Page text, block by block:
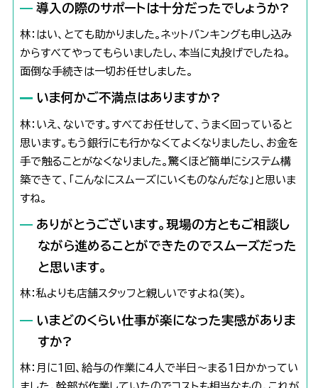
導入の際のサポートは十分だったでしょうか?
林：はい、とても助かりました。ネットバンキングも申し込み
からすべてやってもらいましたし、本当に丸投げでしたね。
面倒な手続きは一切お任せしました。
いま何かご不満点はありますか?
林：いえ、ないです。すべてお任せして、うまく回っていると
思います。もう銀行にも行かなくてよくなりましたし、お金を
手で触ることがなくなりました。驚くほど簡単にシステム構
築できて、「こんなにスムーズにいくものなんだな」と思いま
すね。
ありがとうございます。現場の方ともご相談し
ながら進めることができたのでスムーズだった
と思います。
林：私よりも店舗スタッフと親しいですよね(笑)。
いまどのくらい仕事が楽になった実感がありま
すか?
林：月に1回、給与の作業に4人で半日〜まる1日かかってい